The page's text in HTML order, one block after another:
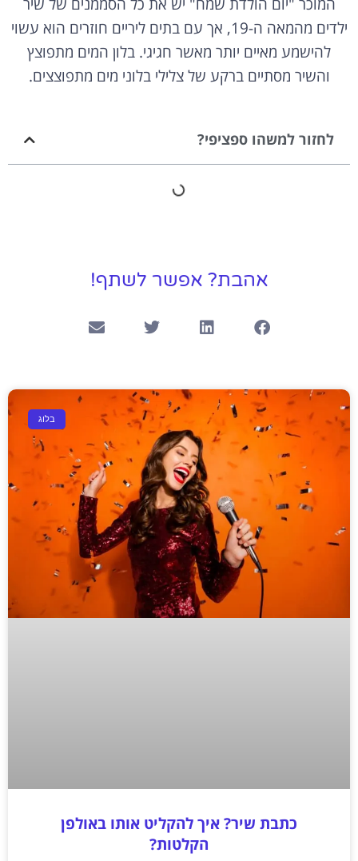
ילדים מהמאה ה-19, אך עם בתים ליריים חוזרים הוא עשוי
להישמע מאיים יותר מאשר חגיגי. בלון המים מתפוצץ
והשיר מסתיים ברקע של צלילי בלוני מים מתפוצצים.
לחזור למשהו ספציפי?
אהבת? אפשר לשתף!
בלוג
כתבת שיר? איך להקליט אותו באולפן
הקלטות?